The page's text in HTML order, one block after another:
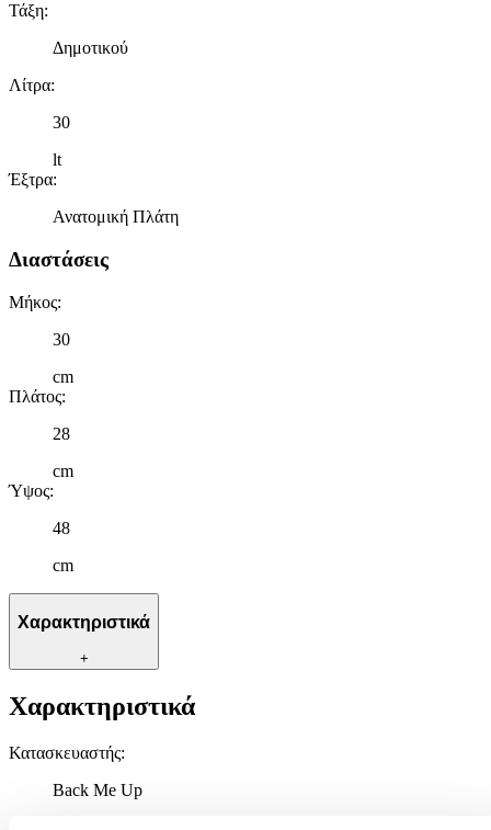
Τάξη:
Δημοτικού
Λίτρα:
30
lt
Έξτρα:
Ανατομική Πλάτη
Διαστάσεις
Μήκος:
30
cm
Πλάτος:
28
cm
Ύψος:
48
cm
Χαρακτηριστικά
+
Χαρακτηριστικά
Κατασκευαστής:
Back Me Up